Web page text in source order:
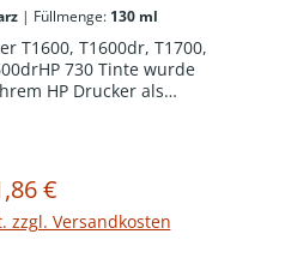
| Füllmenge: 130 ml
T1600, T1600dr, T1700,
730 Tinte wurde
HP Drucker als
Preis:
€
zzgl. Versandkosten